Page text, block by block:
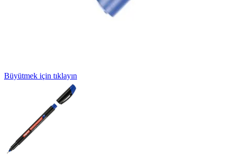
Büyütmek için tıklayın